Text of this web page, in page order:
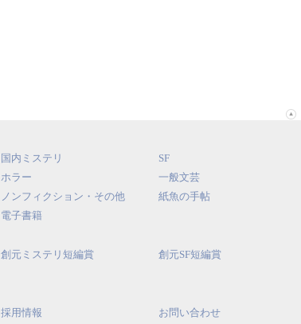
国内ミステリ
SF
ホラー
一般文芸
ノンフィクション・その他
紙魚の手帖
電子書籍
創元ミステリ短編賞
創元SF短編賞
採用情報 お問い合わせ